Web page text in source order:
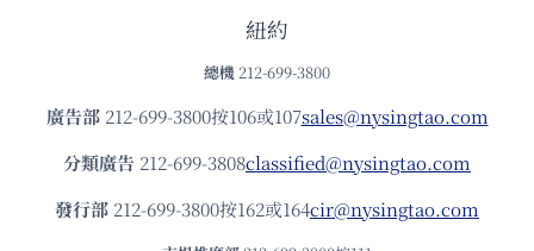
紐約
總機 212-699-3800
廣告部212-699-3800按106或107sales@nysingtao.com
分類廣告 212-699-3808classified@nysingtao.com
發⾏部 212-699-3800按162或164cir@nysingtao.com